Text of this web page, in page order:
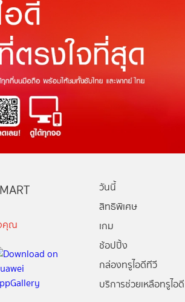
คุณ
วันนี้
สิทธิพิเศษ
เกม
ช้อปปิ้ง
กล่องทรูไอดีทีวี
บริการช่วยเหลือทรูไอดี